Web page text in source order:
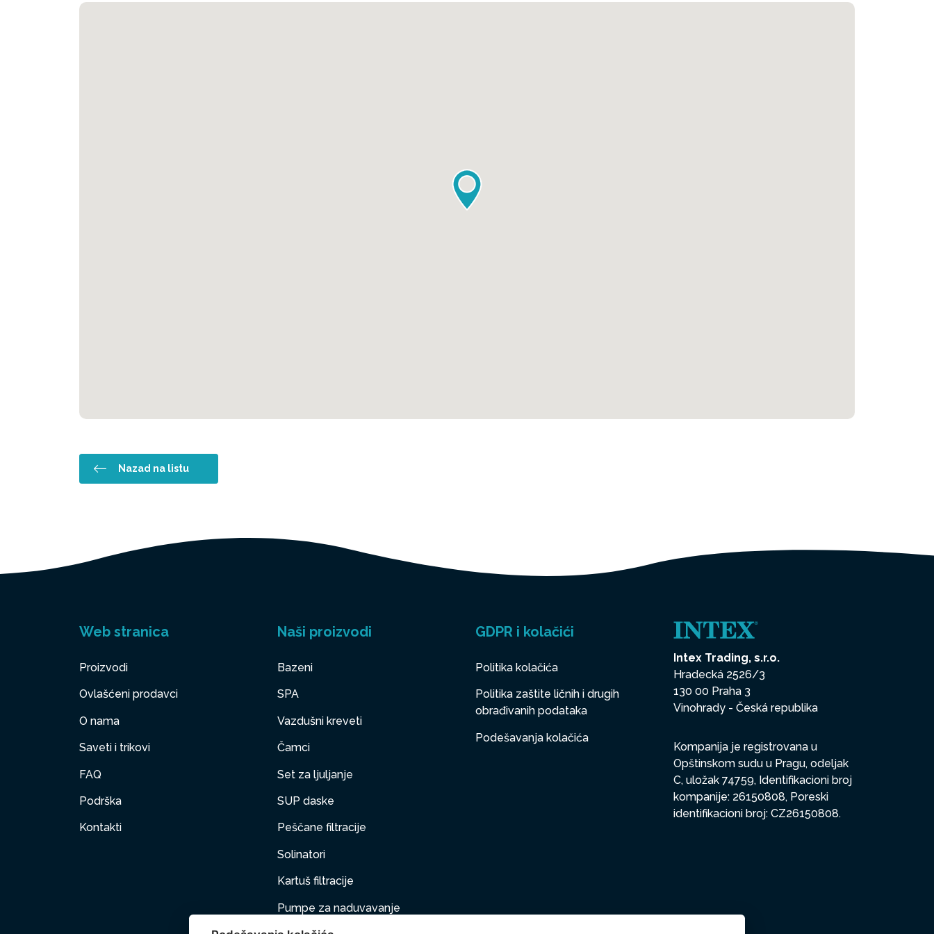
Nazad na listu
Web stranica
Proizvodi
Ovlašćeni prodavci
O nama
Saveti i trikovi
FAQ
Podrška
Kontakti
Naši proizvodi
Bazeni
SPA
Vazdušni kreveti
Čamci
Set za ljuljanje
SUP daske
Peščane filtracije
Solinatori
Kartuš filtracije
Pumpe za naduvavanje
GDPR i kolačići
Politika kolačića
Politika zaštite ličnih i drugih
obrađivanih podataka
Podešavanja kolačića
Intex Trading, s.r.o.
Hradecká 2526/3
130 00 Praha 3
Vinohrady - Česká republika
Kompanija je registrovana u
Opštinskom sudu u Pragu, odeljak
C, uložak 74759, Identifikacioni broj
kompanije: 26150808, Poreski
identifikacioni broj: CZ26150808.